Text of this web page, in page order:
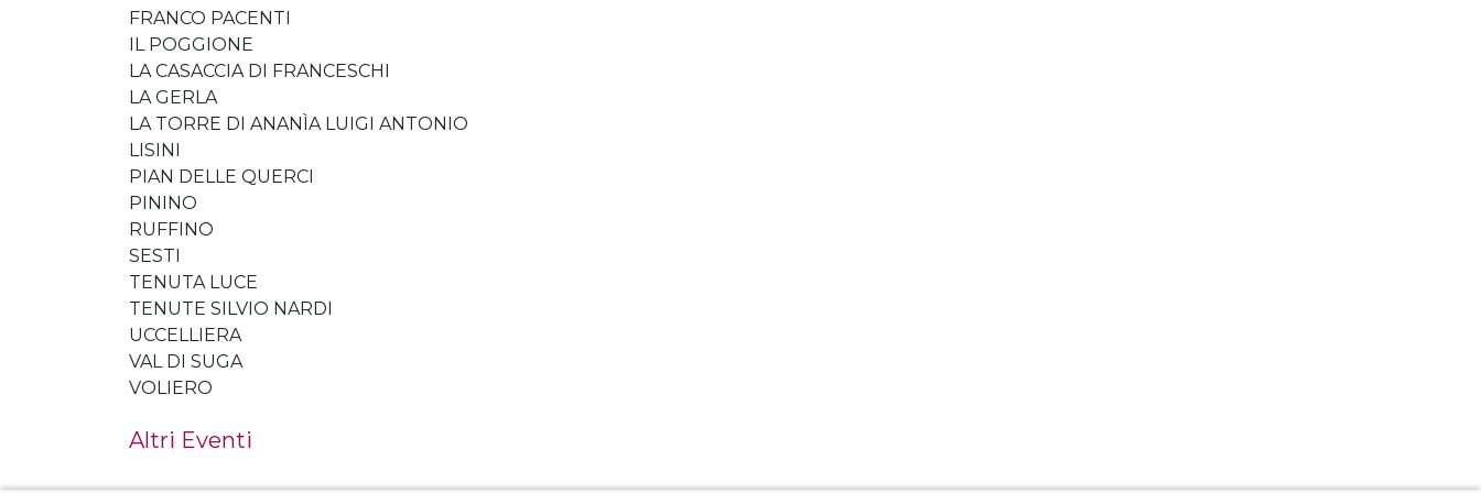
FRANCO PACENTI
IL POGGIONE
LA CASACCIA DI FRANCESCHI
LA GERLA
LA TORRE DI ANANÌA LUIGI ANTONIO
LISINI
PIAN DELLE QUERCI
PININO
RUFFINO
SESTI
TENUTA LUCE
TENUTE SILVIO NARDI
UCCELLIERA
VAL DI SUGA
VOLIERO
Altri Eventi